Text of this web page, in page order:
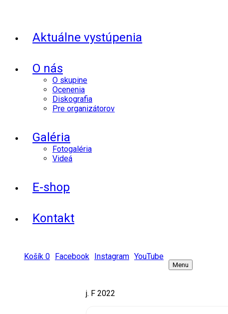
Aktuálne vystúpenia
O nás
O skupine
Ocenenia
Diskografia
Pre organizátorov
Galéria
Fotogaléria
Videá
E-shop
Kontakt
Košík 0 Facebook Instagram YouTube
Menu
j. F 2022